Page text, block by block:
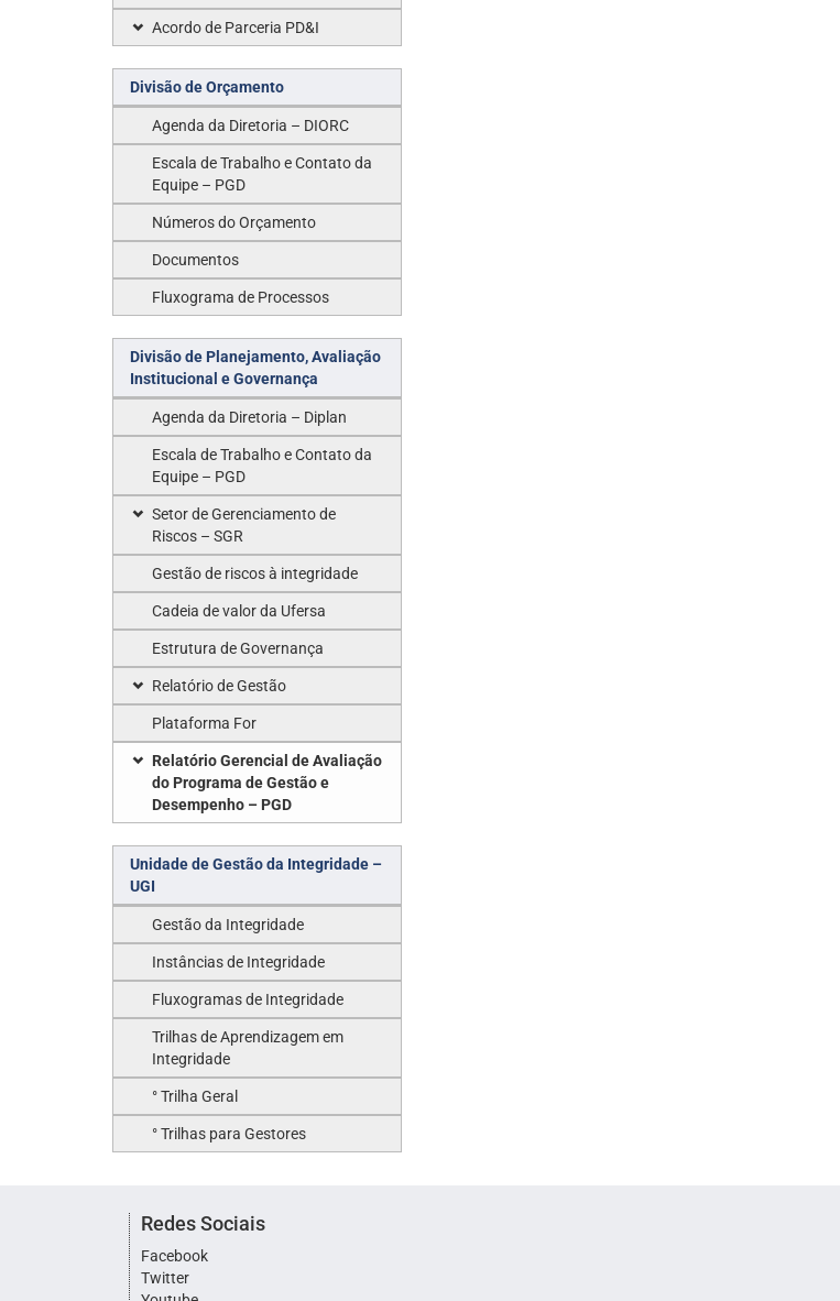
Acordo de Parceria PD&I
Divisão de Orçamento
Agenda da Diretoria – DIORC
Escala de Trabalho e Contato da
Equipe – PGD
Números do Orçamento
Documentos
Fluxograma de Processos
Divisão de Planejamento, Avaliação
Institucional e Governança
Agenda da Diretoria – Diplan
Escala de Trabalho e Contato da
Equipe – PGD
Setor de Gerenciamento de
Riscos – SGR
Gestão de riscos à integridade
Cadeia de valor da Ufersa
Estrutura de Governança
Relatório de Gestão
Plataforma For
Relatório Gerencial de Avaliação
do Programa de Gestão e
Desempenho – PGD
Unidade de Gestão da Integridade –
UGI
Gestão da Integridade
Instâncias de Integridade
Fluxogramas de Integridade
Trilhas de Aprendizagem em
Integridade
° Trilha Geral
° Trilhas para Gestores
Redes Sociais
Facebook
Twitter